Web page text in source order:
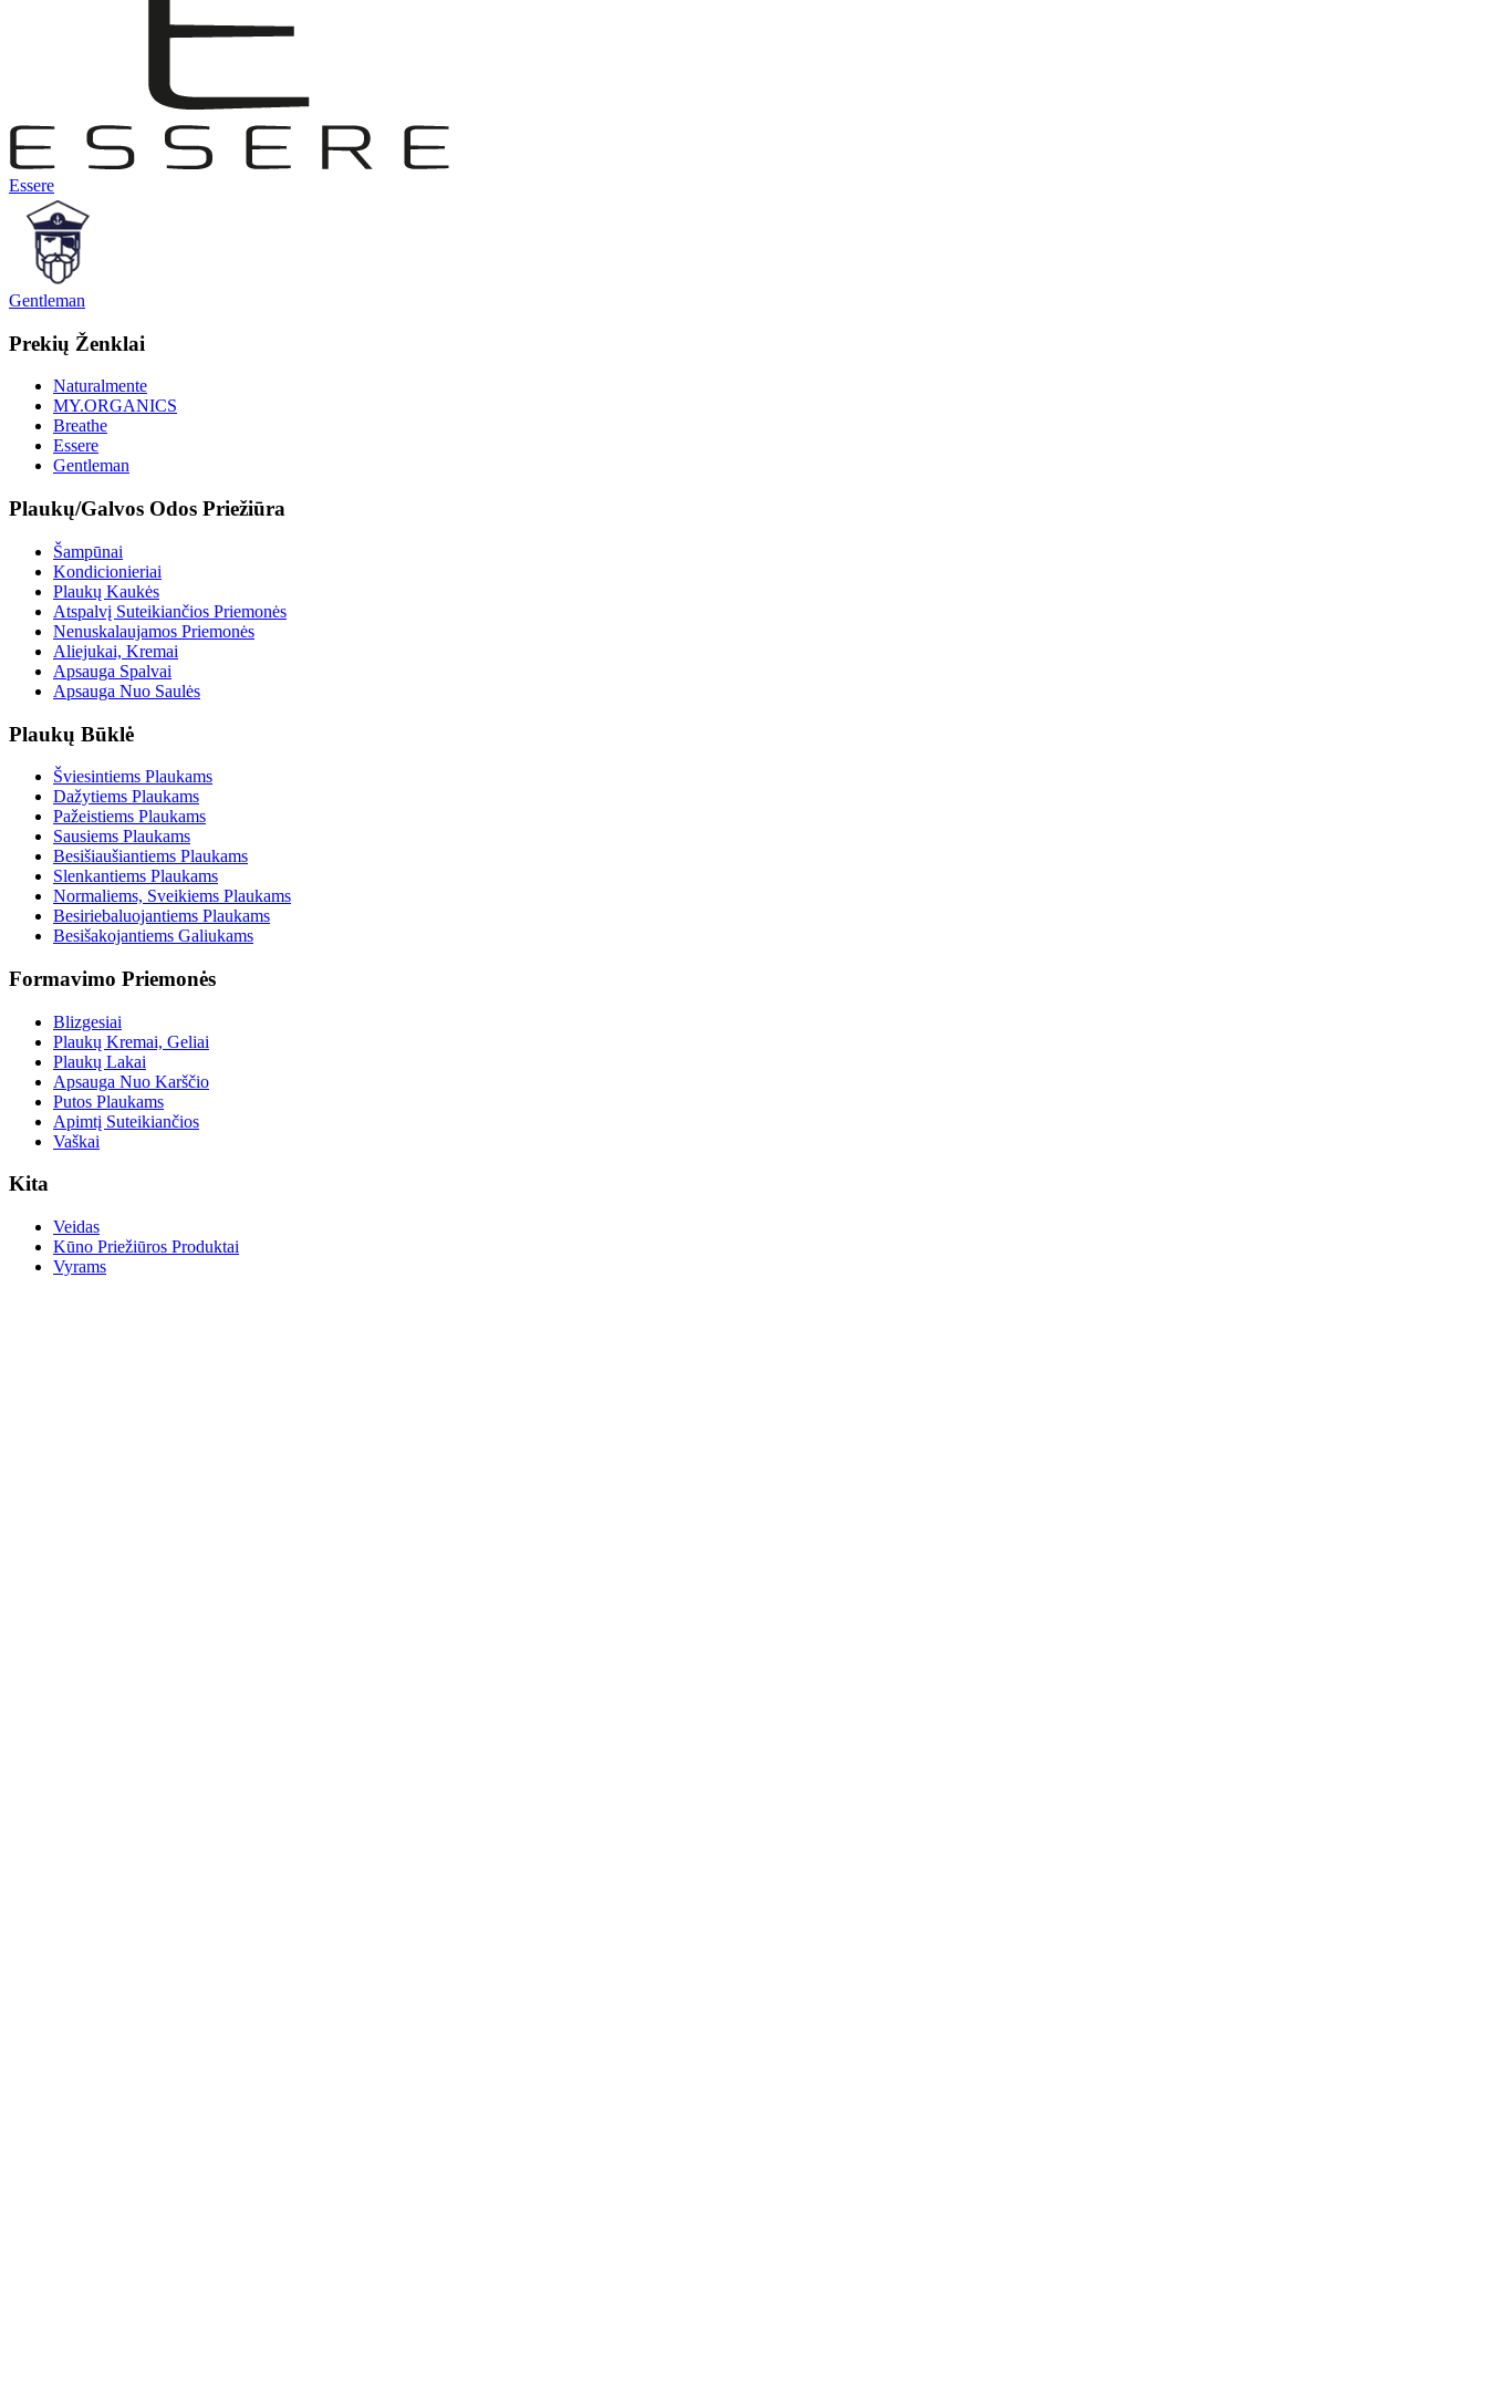
Essere
Gentleman
Prekių Ženklai
Naturalmente
MY.ORGANICS
Breathe
Essere
Gentleman
Plaukų/Galvos Odos Priežiūra
Šampūnai
Kondicionieriai
Plaukų Kaukės
Atspalvį Suteikiančios Priemonės
Nenuskalaujamos Priemonės
Aliejukai, Kremai
Apsauga Spalvai
Apsauga Nuo Saulės
Plaukų Būklė
Šviesintiems Plaukams
Dažytiems Plaukams
Pažeistiems Plaukams
Sausiems Plaukams
Besišiaušiantiems Plaukams
Slenkantiems Plaukams
Normaliems, Sveikiems Plaukams
Besiriebaluojantiems Plaukams
Besišakojantiems Galiukams
Formavimo Priemonės
Blizgesiai
Plaukų Kremai, Geliai
Plaukų Lakai
Apsauga Nuo Karščio
Putos Plaukams
Apimtį Suteikiančios
Vaškai
Kita
Veidas
Kūno Priežiūros Produktai
Vyrams